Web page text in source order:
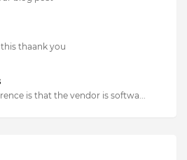
thaank you
is that the vendor is softwa...